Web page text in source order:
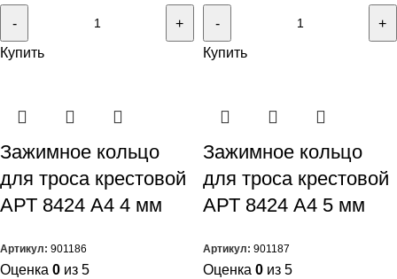
Купить Купить
Зажимное кольцо
для троса крестовой
АРТ 8424 А4 4 мм
Артикул: 901186
Оценка 0 из 5
Зажимное кольцо
для троса крестовой
АРТ 8424 А4 5 мм
Артикул: 901187
Оценка 0 из 5